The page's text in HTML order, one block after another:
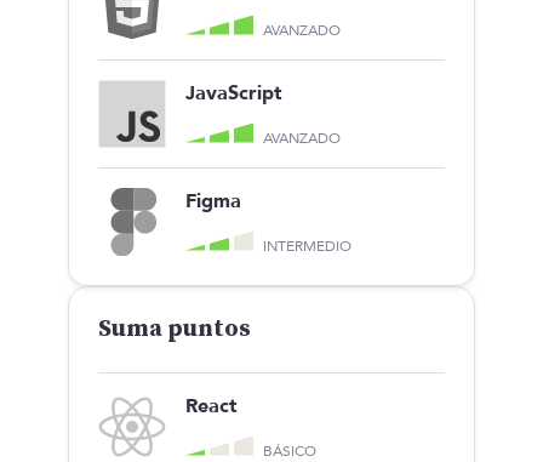
AVANZADO
JavaScript
AVANZADO
Figma
INTERMEDIO
Suma puntos
React
BÁSICO